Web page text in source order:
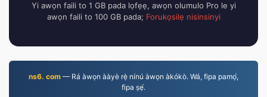
Yi awọn faili to 1 GB pada lọfẹẹ, awọn olumulo Pro le yi
awọn faili to 100 GB pada; Forukọsilẹ nisinsinyi
ns6. com — Rá àwọn ààyè rẹ̀ nínú àwọn àkókò. Wá, fipa pamọ́,
fipa ṣẹ́.